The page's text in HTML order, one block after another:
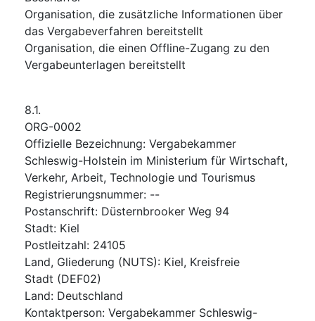
Organisation, die zusätzliche Informationen über
das Vergabeverfahren bereitstellt
Organisation, die einen Offline-Zugang zu den
Vergabeunterlagen bereitstellt
8.1.
ORG-0002
Offizielle Bezeichnung: Vergabekammer
Schleswig-Holstein im Ministerium für Wirtschaft,
Verkehr, Arbeit, Technologie und Tourismus
Registrierungsnummer: --
Postanschrift: Düsternbrooker Weg 94
Stadt: Kiel
Postleitzahl: 24105
Land, Gliederung (NUTS): Kiel, Kreisfreie
Stadt (DEF02)
Land: Deutschland
Kontaktperson: Vergabekammer Schleswig-